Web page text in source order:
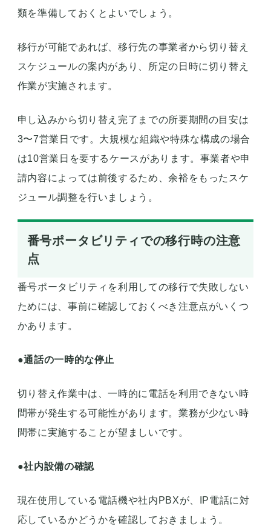
類を準備しておくとよいでしょう。
移行が可能であれば、移行先の事業者から切り替え
スケジュールの案内があり、所定の日時に切り替え
作業が実施されます。
申し込みから切り替え完了までの所要期間の目安は
3〜7営業日です。大規模な組織や特殊な構成の場合
は10営業日を要するケースがあります。事業者や申
請内容によっては前後するため、余裕をもったスケ
ジュール調整を行いましょう。
番号ポータビリティでの移行時の注意
点
番号ポータビリティを利用しての移行で失敗しない
ためには、事前に確認しておくべき注意点がいくつ
かあります。
●通話の一時的な停止
切り替え作業中は、一時的に電話を利用できない時
間帯が発生する可能性があります。業務が少ない時
間帯に実施することが望ましいです。
●社内設備の確認
現在使用している電話機や社内PBXが、IP電話に対
応しているかどうかを確認しておきましょう。